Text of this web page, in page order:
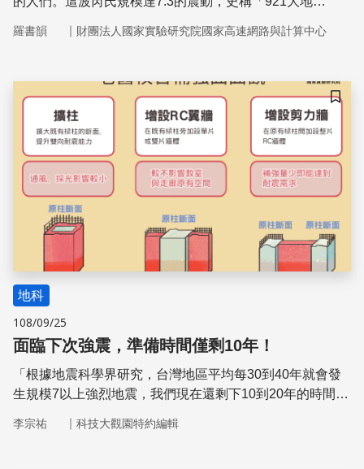
屋傾倒，無數家庭因此破碎，卻也成為我國推動災害防救的
對隨時可能來襲的災難，相比當年我們已有更萬全的準備，
透過有計畫的實施防災策略，幫助民眾降低生命財產損失。
為此，我們特別前往國家災害防救科技中心一探究竟，帶領
讀者一起來了解當災害發生時，這些策略將會如何被執行。
羅書韻 ｜ 財團法人國家實驗研究院國家高速網路與計算中心
儲存
地科
108/09/25
面臨下次強震，準備時間僅剩10年！
「根據地震科學界研究，台灣地區平均每30到40年就會發
生規模7以上強烈地震，我們現在還剩下10到20年的時間準
李宗祐 ｜ 科技大觀園特約編輯